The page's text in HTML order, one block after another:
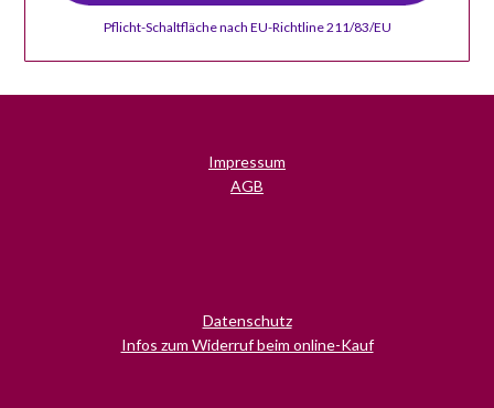
Pflicht-Schaltfläche nach EU-Richtline 211/83/EU
Impressum
AGB
Datenschutz
Infos zum Widerruf beim online-Kauf